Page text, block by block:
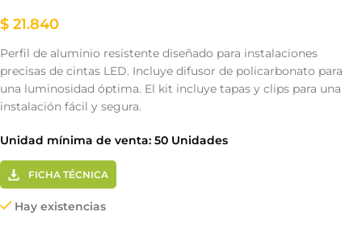
$ 21.840
Perfil de aluminio resistente diseñado para instalaciones
precisas de cintas LED. Incluye difusor de policarbonato para
una luminosidad óptima. El kit incluye tapas y clips para una
instalación fácil y segura.
Unidad mínima de venta: 50 Unidades
FICHA TÉCNICA
Hay existencias